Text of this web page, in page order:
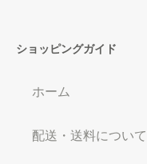
ショッピングガイド
ホーム
配送・送料について